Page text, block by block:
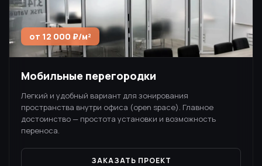
от 12 000 ₽/м²
Мобильные перегородки
Легкий и удобный вариант для зонирования
пространства внутри офиса (open space). Главное
достоинство — простота установки и возможность
переноса.
ЗАКАЗАТЬ ПРОЕКТ